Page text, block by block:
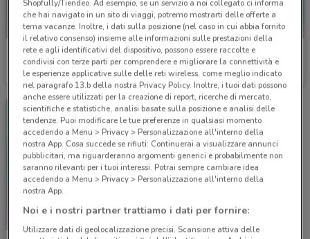
Eden Viaggi
Scade il 30/04 385 m
Eden Viaggi
Scade il 31/10 385 m
Shopfully/Tiendeo. Ad esempio, se un servizio a noi collegato ci informa
che hai navigato in un sito di viaggi, potremo mostrarti delle offerte a
tema vacanze. Inoltre, i dati sulla posizione (nel caso in cui abbia fornito
il relativo consenso) insieme alle informazioni sulle prestazioni della
rete e agli identificativi del dispositivo, possono essere raccolte e
condivisi con terze parti per comprendere e migliorare la connettività e
le esperienze applicative sulle delle reti wireless, come meglio indicato
nel paragrafo 13.b della nostra Privacy Policy. Inoltre, i tuoi dati possono
anche essere utilizzati per la creazione di report, ricerche di mercato,
scientifiche e statistiche, analisi basate sulla posizione e analisi delle
tendenze. Puoi modificare le tue preferenze in qualsiasi momento
accedendo a Menu > Privacy > Personalizzazione all'interno della
nostra App. Cosa succede se rifiuti: Continuerai a visualizzare annunci
pubblicitari, ma riguarderanno argomenti generici e probabilmente non
saranno rilevanti per i tuoi interessi. Potrai sempre cambiare idea
accedendo a Menu > Privacy > Personalizzazione all'interno della
nostra App.
Noi e i nostri partner trattiamo i dati per fornire:
Utilizzare dati di geolocalizzazione precisi. Scansione attiva delle